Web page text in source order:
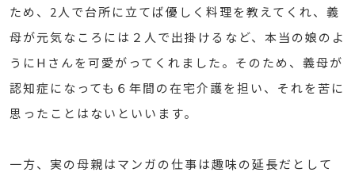
ため、2人で台所に立てば優しく料理を教えてくれ、義
母が元気なころには２人で出掛けるなど、本当の娘のよ
うにHさんを可愛がってくれました。そのため、義母が
認知症になっても６年間の在宅介護を担い、それを苦に
思ったことはないといいます。
一方、実の母親はマンガの仕事は趣味の延長だとして